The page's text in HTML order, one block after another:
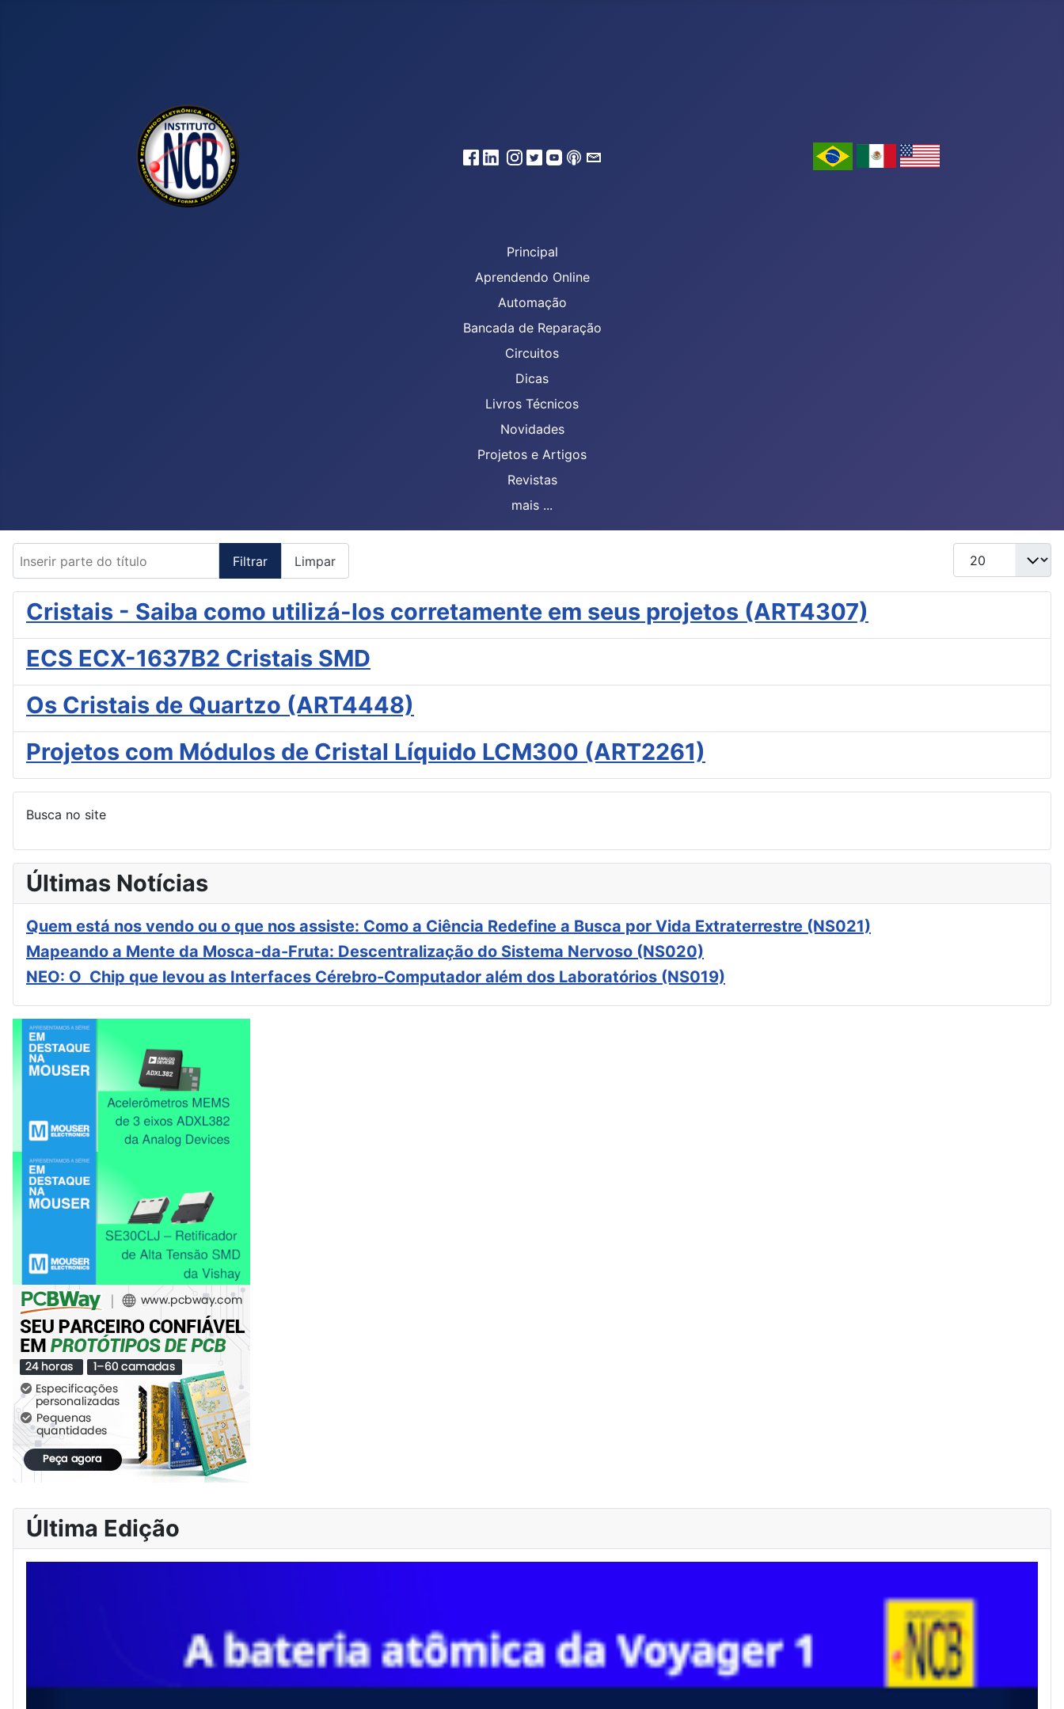
Principal
Aprendendo Online
Automação
Bancada de Reparação
Circuitos
Dicas
Livros Técnicos
Novidades
Projetos e Artigos
Revistas
mais ...
Inserir parte do título
Filtrar Limpar
Mostrar #
Cristais - Saiba como utilizá-los corretamente em seus projetos (ART4307)
ECS ECX-1637B2 Cristais SMD
Os Cristais de Quartzo (ART4448)
Projetos com Módulos de Cristal Líquido LCM300 (ART2261)
Busca no site
Últimas Notícias
Quem está nos vendo ou o que nos assiste: Como a Ciência Redefine a Busca por Vida Extraterrestre (NS021)
Mapeando a Mente da Mosca-da-Fruta: Descentralização do Sistema Nervoso (NS020)
NEO: O Chip que levou as Interfaces Cérebro-Computador além dos Laboratórios (NS019)
Última Edição